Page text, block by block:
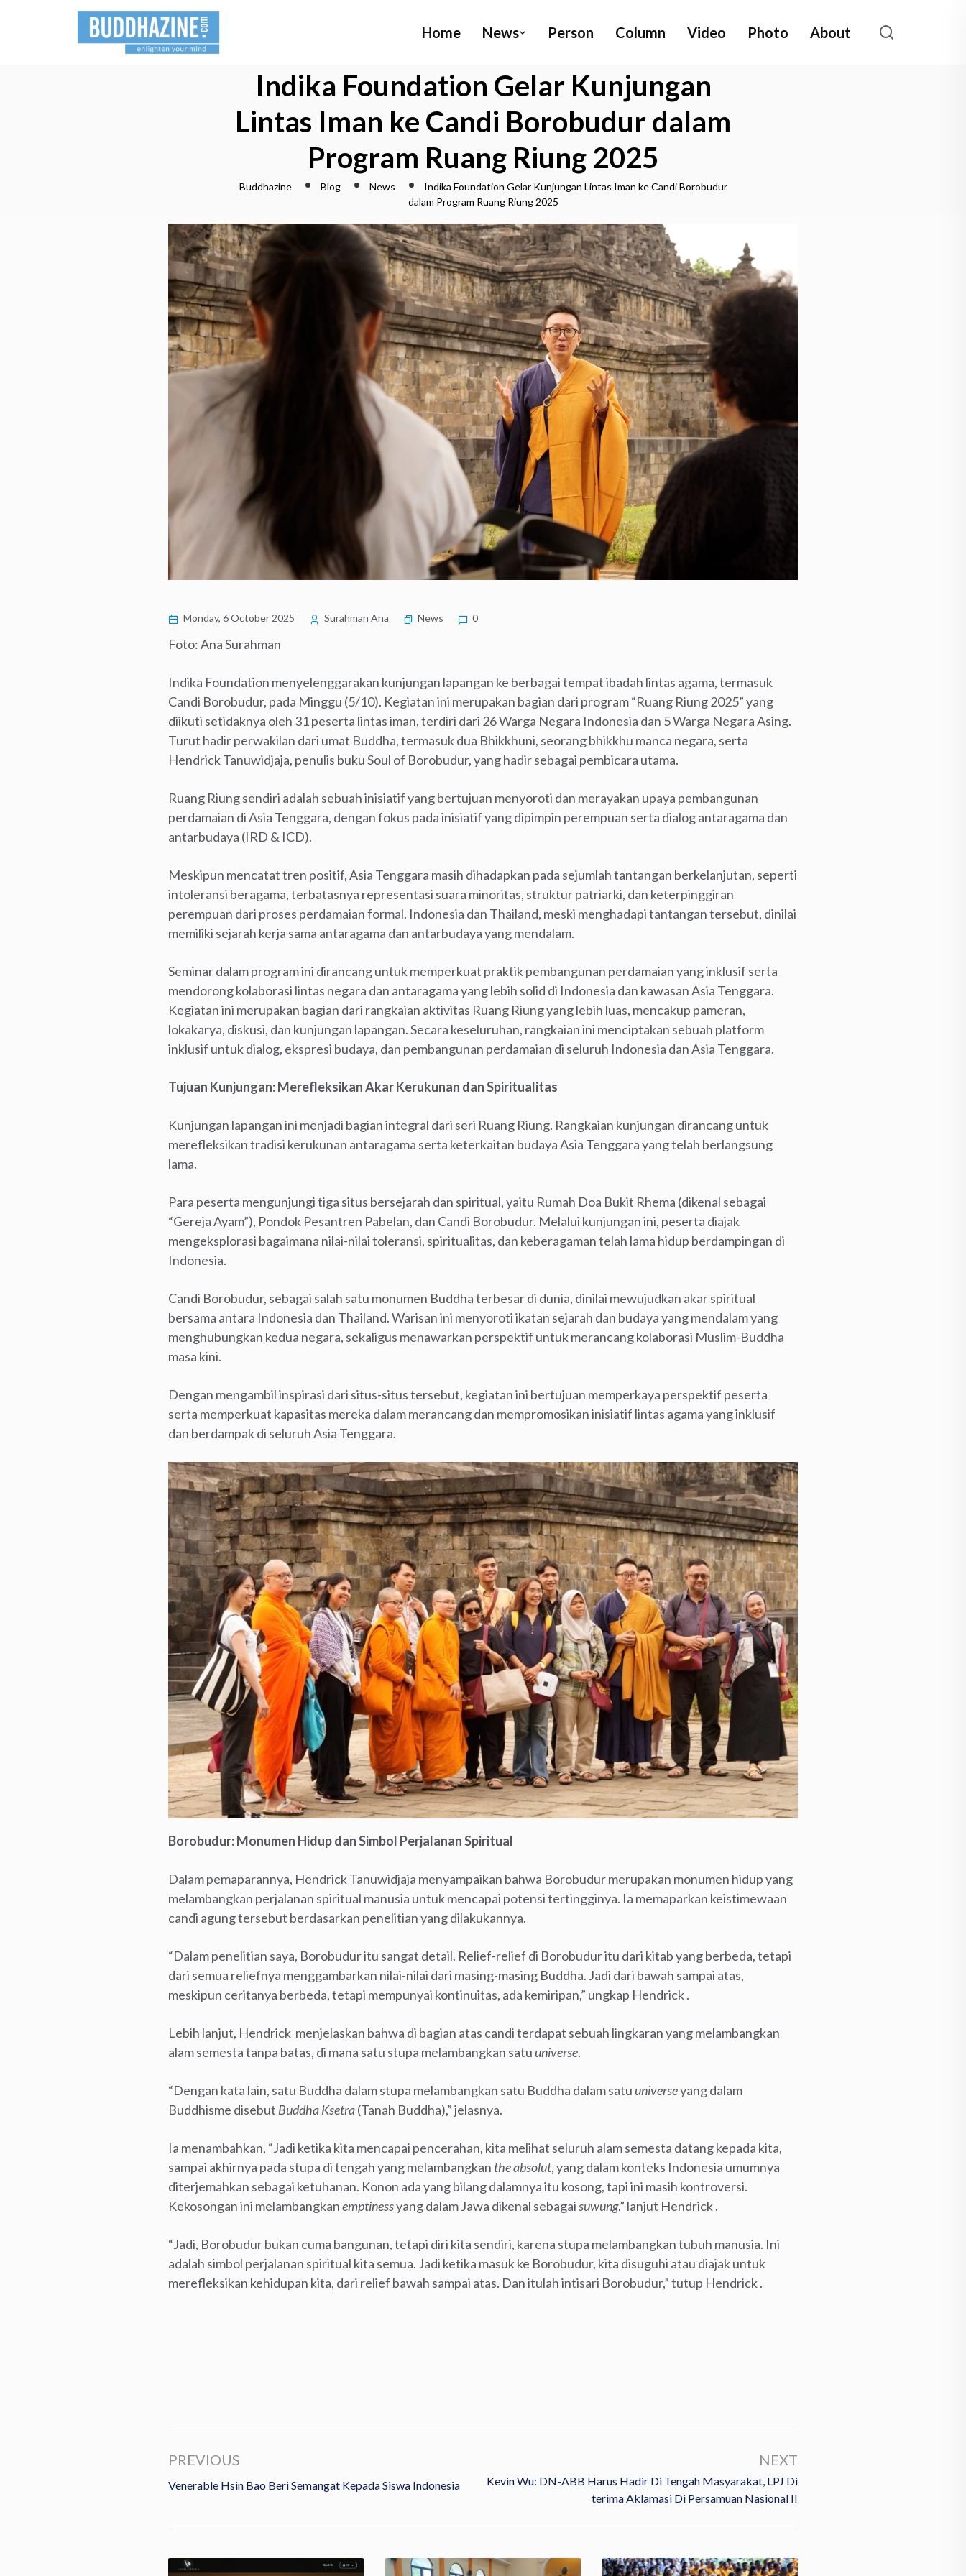
Home News Person Column Video Photo About
Indika Foundation Gelar Kunjungan
Lintas Iman ke Candi Borobudur dalam
Program Ruang Riung 2025
Buddhazine Blog News
Indika Foundation Gelar Kunjungan Lintas Iman ke Candi Borobudur
dalam Program Ruang Riung 2025
Monday, 6 October 2025 Surahman Ana News 0
Foto: Ana Surahman
Indika Foundation menyelenggarakan kunjungan lapangan ke berbagai tempat ibadah lintas agama, termasuk
Candi Borobudur, pada Minggu (5/10). Kegiatan ini merupakan bagian dari program “Ruang Riung 2025” yang
diikuti setidaknya oleh 31 peserta lintas iman, terdiri dari 26 Warga Negara Indonesia dan 5 Warga Negara Asing.
Turut hadir perwakilan dari umat Buddha, termasuk dua Bhikkhuni, seorang bhikkhu manca negara, serta
Hendrick Tanuwidjaja, penulis buku Soul of Borobudur, yang hadir sebagai pembicara utama.
Ruang Riung sendiri adalah sebuah inisiatif yang bertujuan menyoroti dan merayakan upaya pembangunan
perdamaian di Asia Tenggara, dengan fokus pada inisiatif yang dipimpin perempuan serta dialog antaragama dan
antarbudaya (IRD & ICD).
Meskipun mencatat tren positif, Asia Tenggara masih dihadapkan pada sejumlah tantangan berkelanjutan, seperti
intoleransi beragama, terbatasnya representasi suara minoritas, struktur patriarki, dan keterpinggiran
perempuan dari proses perdamaian formal. Indonesia dan Thailand, meski menghadapi tantangan tersebut, dinilai
memiliki sejarah kerja sama antaragama dan antarbudaya yang mendalam.
Seminar dalam program ini dirancang untuk memperkuat praktik pembangunan perdamaian yang inklusif serta
mendorong kolaborasi lintas negara dan antaragama yang lebih solid di Indonesia dan kawasan Asia Tenggara.
Kegiatan ini merupakan bagian dari rangkaian aktivitas Ruang Riung yang lebih luas, mencakup pameran,
lokakarya, diskusi, dan kunjungan lapangan. Secara keseluruhan, rangkaian ini menciptakan sebuah platform
inklusif untuk dialog, ekspresi budaya, dan pembangunan perdamaian di seluruh Indonesia dan Asia Tenggara.
Tujuan Kunjungan: Merefleksikan Akar Kerukunan dan Spiritualitas
Kunjungan lapangan ini menjadi bagian integral dari seri Ruang Riung. Rangkaian kunjungan dirancang untuk
merefleksikan tradisi kerukunan antaragama serta keterkaitan budaya Asia Tenggara yang telah berlangsung
lama.
Para peserta mengunjungi tiga situs bersejarah dan spiritual, yaitu Rumah Doa Bukit Rhema (dikenal sebagai
“Gereja Ayam”), Pondok Pesantren Pabelan, dan Candi Borobudur. Melalui kunjungan ini, peserta diajak
mengeksplorasi bagaimana nilai-nilai toleransi, spiritualitas, dan keberagaman telah lama hidup berdampingan di
Indonesia.
Candi Borobudur, sebagai salah satu monumen Buddha terbesar di dunia, dinilai mewujudkan akar spiritual
bersama antara Indonesia dan Thailand. Warisan ini menyoroti ikatan sejarah dan budaya yang mendalam yang
menghubungkan kedua negara, sekaligus menawarkan perspektif untuk merancang kolaborasi Muslim-Buddha
masa kini.
Dengan mengambil inspirasi dari situs-situs tersebut, kegiatan ini bertujuan memperkaya perspektif peserta
serta memperkuat kapasitas mereka dalam merancang dan mempromosikan inisiatif lintas agama yang inklusif
dan berdampak di seluruh Asia Tenggara.
Borobudur: Monumen Hidup dan Simbol Perjalanan Spiritual
Dalam pemaparannya, Hendrick Tanuwidjaja menyampaikan bahwa Borobudur merupakan monumen hidup yang
melambangkan perjalanan spiritual manusia untuk mencapai potensi tertingginya. Ia memaparkan keistimewaan
candi agung tersebut berdasarkan penelitian yang dilakukannya.
“Dalam penelitian saya, Borobudur itu sangat detail. Relief-relief di Borobudur itu dari kitab yang berbeda, tetapi
dari semua reliefnya menggambarkan nilai-nilai dari masing-masing Buddha. Jadi dari bawah sampai atas,
meskipun ceritanya berbeda, tetapi mempunyai kontinuitas, ada kemiripan,” ungkap Hendrick .
Lebih lanjut, Hendrick menjelaskan bahwa di bagian atas candi terdapat sebuah lingkaran yang melambangkan
alam semesta tanpa batas, di mana satu stupa melambangkan satu universe.
“Dengan kata lain, satu Buddha dalam stupa melambangkan satu Buddha dalam satu universeyang dalam
Buddhisme disebut Buddha Ksetra(Tanah Buddha),” jelasnya.
Ia menambahkan, “Jadi ketika kita mencapai pencerahan, kita melihat seluruh alam semesta datang kepada kita,
sampai akhirnya pada stupa di tengah yang melambangkan the absolut, yang dalam konteks Indonesia umumnya
diterjemahkan sebagai ketuhanan. Konon ada yang bilang dalamnya itu kosong, tapi ini masih kontroversi.
Kekosongan ini melambangkanemptinessyang dalam Jawa dikenal sebagaisuwung,” lanjut Hendrick .
“Jadi, Borobudur bukan cuma bangunan, tetapi diri kita sendiri, karena stupa melambangkan tubuh manusia. Ini
adalah simbol perjalanan spiritual kita semua. Jadi ketika masuk ke Borobudur, kita disuguhi atau diajak untuk
merefleksikan kehidupan kita, dari relief bawah sampai atas. Dan itulah intisari Borobudur,” tutup Hendrick .
PREVIOUS
Venerable Hsin Bao Beri Semangat Kepada Siswa Indonesia
NEXT
Kevin Wu: DN-ABB Harus Hadir Di Tengah Masyarakat, LPJ Di
Terima Aklamasi Di Persamuan Nasional II